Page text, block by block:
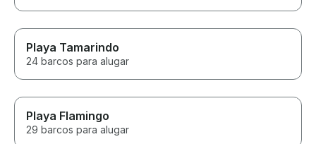
Playa Tamarindo
24 barcos para alugar
Playa Flamingo
29 barcos para alugar